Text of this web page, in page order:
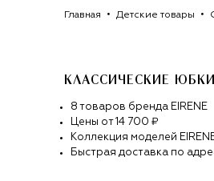
Главная Детские товары
КЛАССИЧЕСКИЕ
8 товаров бренда EIRENE
Цены от14 700 ₽
Коллекция моделей
Быстрая доставка по